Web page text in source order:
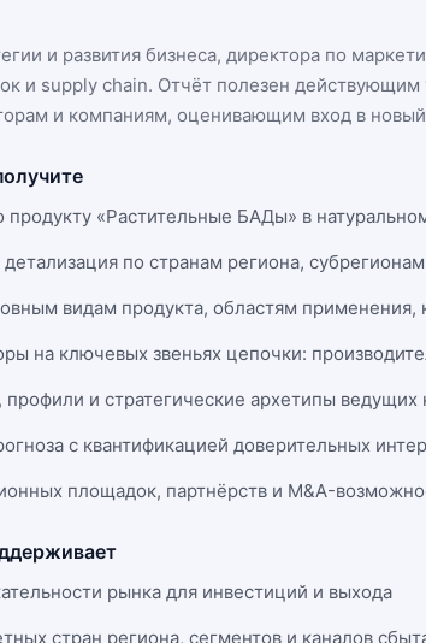
и развития бизнеса, директора по
и supply chain. Отчёт полезен действующим
и компаниям, оценивающим вход в новый
продукту «Растительные БАДы» в
детализация по странам региона,
видам продукта, областям применения,
на ключевых звеньях цепочки:
и стратегические архетипы ведущих
с квантификацией доверительных
площадок, партнёрств и M&A-
рынка для инвестиций и выхода
стран региона, сегментов и каналов